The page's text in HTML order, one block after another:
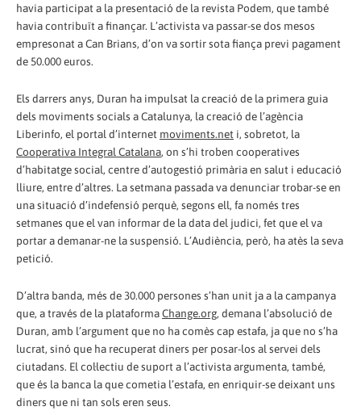
havia participat a la presentació de la revista Podem, que també
havia contribuït a finançar. L’activista va passar-se dos mesos
empresonat a Can Brians, d’on va sortir sota fiança previ pagament
de 50.000 euros.
Els darrers anys, Duran ha impulsat la creació de la primera guia
dels moviments socials a Catalunya, la creació de l’agència
Liberinfo, el portal d’internet moviments.net i, sobretot, la
Cooperativa Integral Catalana, on s’hi troben cooperatives
d’habitatge social, centre d’autogestió primària en salut i educació
lliure, entre d’altres. La setmana passada va denunciar trobar-se en
una situació d’indefensió perquè, segons ell, fa només tres
setmanes que el van informar de la data del judici, fet que el va
portar a demanar-ne la suspensió. L’Audiència, però, ha atès la seva
petició.
D’altra banda, més de 30.000 persones s’han unit ja a la campanya
que, a través de la plataformaChange.org, demana l’absolució de
Duran, amb l’argument que no ha comès cap estafa, ja que no s’ha
lucrat, sinó que ha recuperat diners per posar-los al servei dels
ciutadans. El col·lectiu de suport a l’activista argumenta, també,
que és la banca la que cometia l’estafa, en enriquir-se deixant uns
diners que ni tan sols eren seus.